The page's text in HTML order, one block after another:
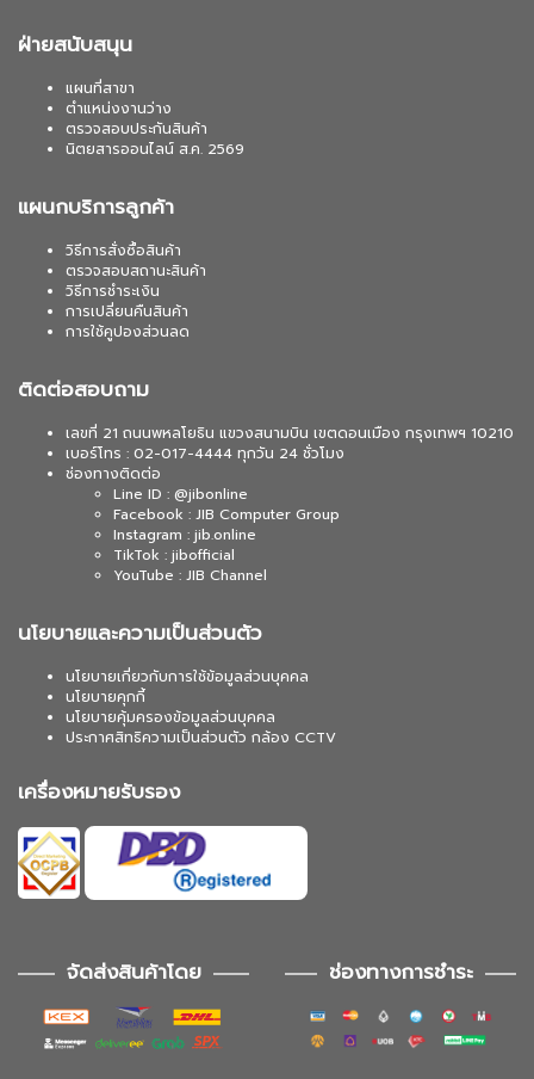
ฝ่ายสนับสนุน
แผนที่สาขา
ตำแหน่งงานว่าง
ตรวจสอบประกันสินค้า
นิตยสารออนไลน์ ส.ค. 2569
แผนกบริการลูกค้า
วิธีการสั่งซื้อสินค้า
ตรวจสอบสถานะสินค้า
วิธีการชำระเงิน
การเปลี่ยนคืนสินค้า
การใช้คูปองส่วนลด
ติดต่อสอบถาม
เลขที่ 21 ถนนพหลโยธิน แขวงสนามบิน เขตดอนเมือง กรุงเทพฯ 10210
เบอร์โทร : 02-017-4444 ทุกวัน 24 ชั่วโมง
ช่องทางติดต่อ
Line ID : @jibonline
Facebook : JIB Computer Group
Instagram : jib.online
TikTok : jibofficial
YouTube : JIB Channel
นโยบายและความเป็นส่วนตัว
นโยบายเกี่ยวกับการใช้ข้อมูลส่วนบุคคล
นโยบายคุกกี้
นโยบายคุ้มครองข้อมูลส่วนบุคคล
ประกาศสิทธิความเป็นส่วนตัว กล้อง CCTV
เครื่องหมายรับรอง
จัดส่งสินค้าโดย ช่องทางการชำระ